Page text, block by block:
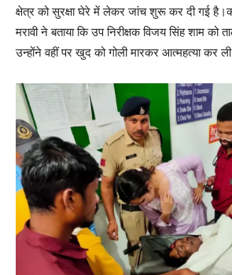
क्षेत्र को सुरक्षा घेरे में लेकर जांच शुरू कर दी गई
मरावी ने बताया कि उप निरीक्षक विजय सिंह शाम
उन्होंने वहीं पर खुद को गोली मारकर आत्महत्या कर